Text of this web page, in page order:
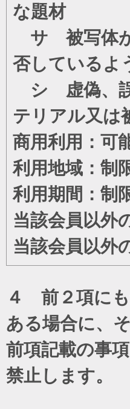
な題材
サ 被写体が
否しているよ
シ 虚偽、誤
テリアル又は
商用利用：可
利用地域：制
利用期間：制
当該会員以外
当該会員以外
４ 前２項に
ある場合に、
前項記載の事
禁止します。